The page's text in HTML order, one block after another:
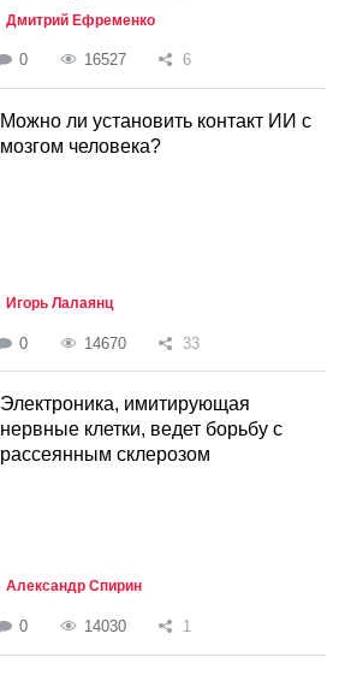
Дмитрий Ефременко
0 16527 6
Можно ли установить контакт ИИ с
мозгом человека?
Игорь Лалаянц
0 14670 33
Электроника, имитирующая
нервные клетки, ведет борьбу с
рассеянным склерозом
Александр Спирин
0 14030 1